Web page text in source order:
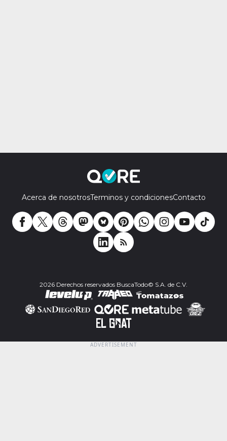
Acerca de nosotrosTerminos y condicionesContacto
2026 Derechos reservados BuscaTodo© S.A. de C.V.